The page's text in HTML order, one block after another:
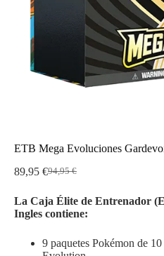
ETB Mega Evoluciones
94,95€
El
original
era:
89,95 €El
actual
es:
La Caja Élite de Entrenador
Ingles contiene:
9 paquetes Pokémon de